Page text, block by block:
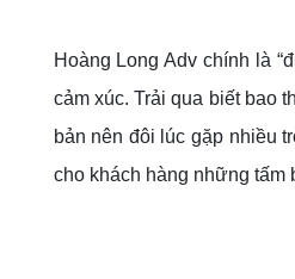
Hoàng Long Adv chính là
cảm xúc. Trải qua biết bao
bản nên đôi lúc gặp nhiều
cho khách hàng những tấm